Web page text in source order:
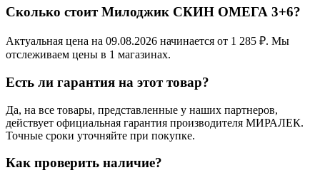
Сколько стоит Милоджик СКИН ОМЕГА 3+6?
Актуальная цена на 09.08.2026 начинается от 1 285 ₽. Мы
отслеживаем цены в 1 магазинах.
Есть ли гарантия на этот товар?
Да, на все товары, представленные у наших партнеров,
действует официальная гарантия производителя МИРАЛЕК.
Точные сроки уточняйте при покупке.
Как проверить наличие?